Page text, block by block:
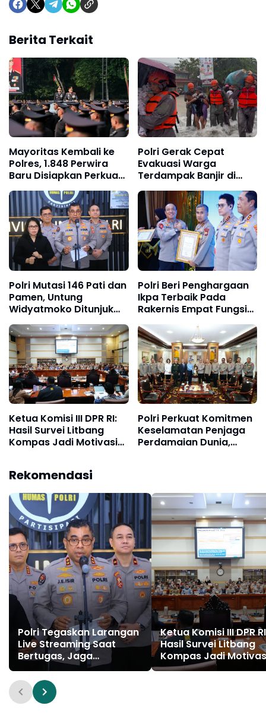
Berita Terkait
Mayoritas Kembali ke
Polres, 1.848 Perwira
Baru Disiapkan Perkuat
Garda Terdepan
Pelayanan Polri
Polri Gerak Cepat
Evakuasi Warga
Terdampak Banjir di
Padang
Polri Mutasi 146 Pati dan
Pamen, Untung
Widyatmoko Ditunjuk
Polri Beri Penghargaan
Ikpa Terbaik Pada
Rakernis Empat Fungsi
Ketua Komisi III DPR RI:
Hasil Survei Litbang
Kompas Jadi Motivasi
Masyarakat
Polri Perkuat Komitmen
Keselamatan Penjaga
Perdamaian Dunia,
Rekomendasi
Polri Tegaskan Larangan
Live Streaming Saat
Bertugas, Jaga
Profesionalitas Anggota
Ketua Komisi III DPR
Hasil Survei Litbang
Kompas Jadi
Polri Tingkatkan